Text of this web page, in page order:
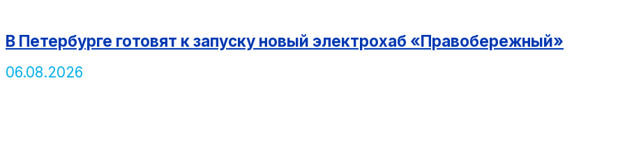
В Петербурге готовят к запуску новый электрохаб «Правобережный»
06.08.2026